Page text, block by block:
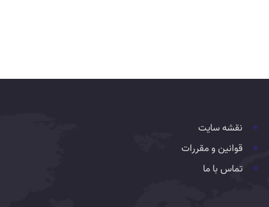
نقشه سایت
قوانین و مقررات
تماس با ما